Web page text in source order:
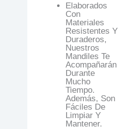
Elaborados
Con
Materiales
Resistentes Y
Duraderos,
Nuestros
Mandiles Te
Acompañarán
Durante
Mucho
Tiempo.
Además, Son
Fáciles De
Limpiar Y
Mantener.